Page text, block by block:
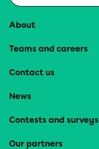
About
Teams and careers
Contact us
News
Contests and surveys
Our partners